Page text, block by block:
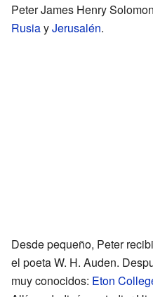
Peter James Henry
RusiayJerusalén.
Desde pequeño, Peter
el poeta W. H. Auden.
muy conocidos: Eton